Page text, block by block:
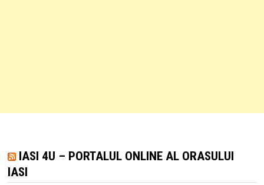
IASI 4U – PORTALUL ONLINE AL ORASULUI
IASI